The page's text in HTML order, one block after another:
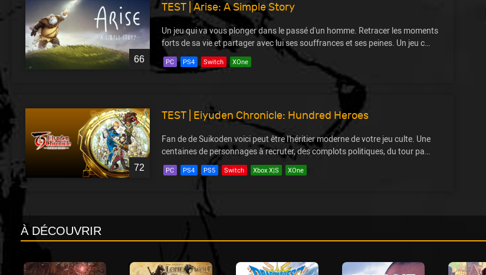
66
TEST | Arise: A Simple Story
Un jeu qui va vous plonger dans le passé d'un homme. Retracer les moments
forts de sa vie et partager avec lui ses souffrances et ses peines. Un jeu c…
PC PS4 Switch XOne
72
TEST | Eiyuden Chronicle: Hundred Heroes
Fan de de Suikoden voici peut être l'héritier moderne de votre jeu culte. Une
centaines de personnages à recruter, des complots politiques, du tour pa…
PC PS4 PS5 Switch Xbox X|S XOne
À DÉCOUVRIR